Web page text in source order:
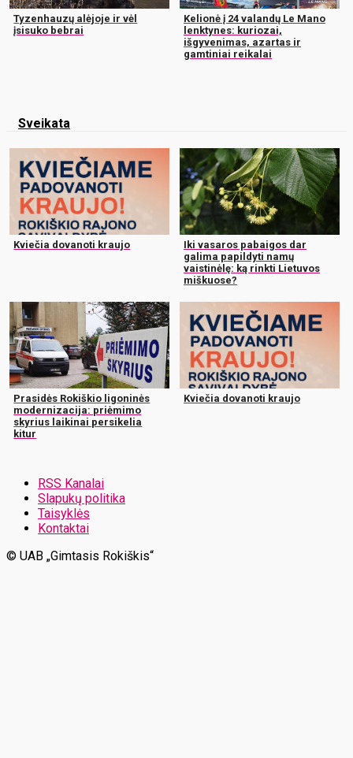
Tyzenhauzų alėjoje ir vėl
įsisuko bebrai
Kelionė į 24 valandų Le Mano
lenktynes: kuriozai,
išgyvenimas, azartas ir
gamtiniai reikalai
Sveikata
Kviečia dovanoti kraujo
Iki vasaros pabaigos dar
galima papildyti namų
vaistinėlę: ką rinkti Lietuvos
miškuose?
Prasidės Rokiškio ligoninės
modernizacija: priėmimo
skyrius laikinai persikelia
kitur
Kviečia dovanoti kraujo
RSS Kanalai
Slapukų politika
Taisyklės
Kontaktai
© UAB „Gimtasis Rokiškis“